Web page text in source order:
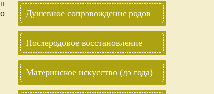
Душевное сопровождение родов
Послеродовое восстановление
Материнское искусство (до года)